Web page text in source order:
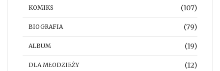
KOMIKS (107)
BIOGRAFIA (79)
ALBUM (19)
DLA MŁODZIEŻY (12)